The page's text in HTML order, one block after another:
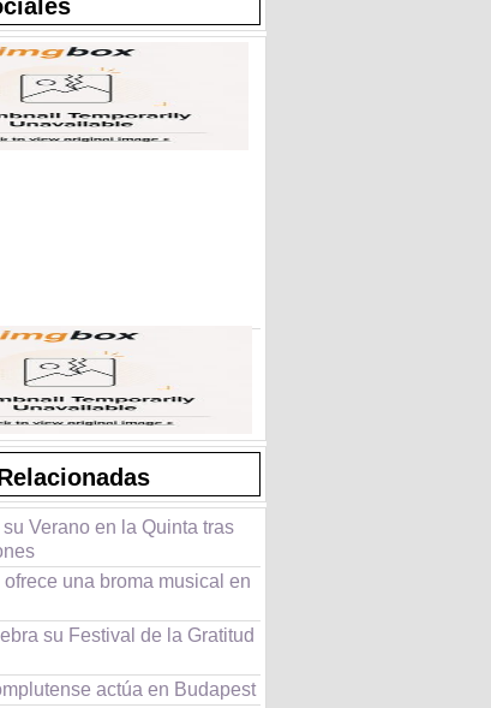
Verano en la Quinta tras
ofrece una broma musical en
su Festival de la Gratitud
actúa en Budapest